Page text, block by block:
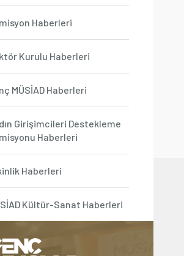
Haberleri
Kurulu Haberleri
MÜSİAD Haberleri
Girişimcileri Destekleme
Haberleri
Haberleri
Kültür-Sanat Haberleri